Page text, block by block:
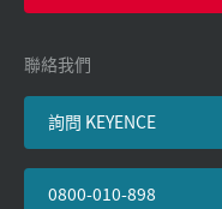
聯絡我們
詢問 KEYENCE
0800-010-898